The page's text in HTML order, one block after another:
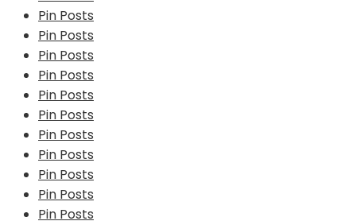
Pin Posts
Pin Posts
Pin Posts
Pin Posts
Pin Posts
Pin Posts
Pin Posts
Pin Posts
Pin Posts
Pin Posts
Pin Posts